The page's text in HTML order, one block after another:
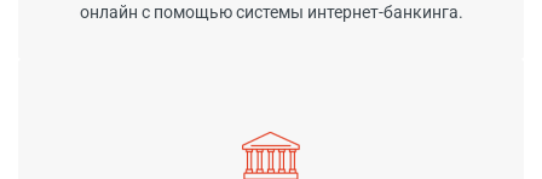
онлайн с помощью системы интернет-банкинга.